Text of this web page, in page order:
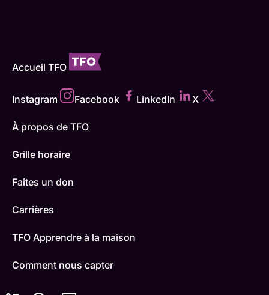
Accueil TFO
Instagram Facebook LinkedIn X
À propos de TFO
Grille horaire
Faites un don
Carrières
TFO Apprendre à la maison
Comment nous capter
Contactez-nous